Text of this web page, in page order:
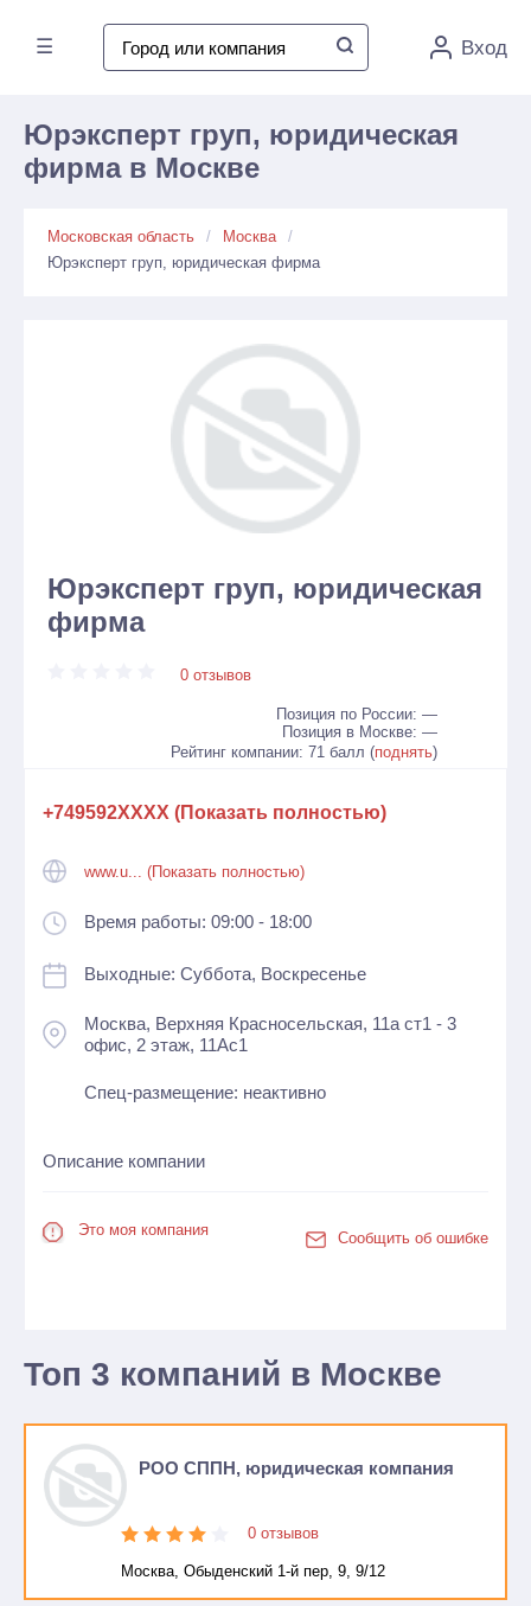
☰ Вход
Юрэксперт груп, юридическая
фирма в Москве
Московская область
Москва
Юрэксперт груп, юридическая фирма
Юрэксперт груп, юридическая
фирма
0 отзывов
Позиция по России: —
Позиция в Москве: —
Рейтинг компании: 71 балл (поднять)
+749592XXXX (Показать полностью)
www.u... (Показать полностью)
Время работы: 09:00 - 18:00
Выходные: Суббота, Воскресенье
Москва, Верхняя Красносельская, 11а ст1 - 3
офис, 2 этаж, 11Ас1
Спец-размещение: неактивно
Описание компании
Это моя компания Сообщить об ошибке
Топ 3 компаний в Москве
РОО СППН, юридическая компания
0 отзывов
Москва, Обыденский 1-й пер, 9, 9/12